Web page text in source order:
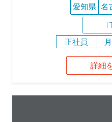
愛知県 名
正社員
詳細